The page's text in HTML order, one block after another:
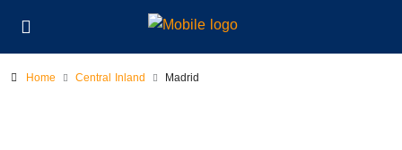
Home Central Inland Madrid